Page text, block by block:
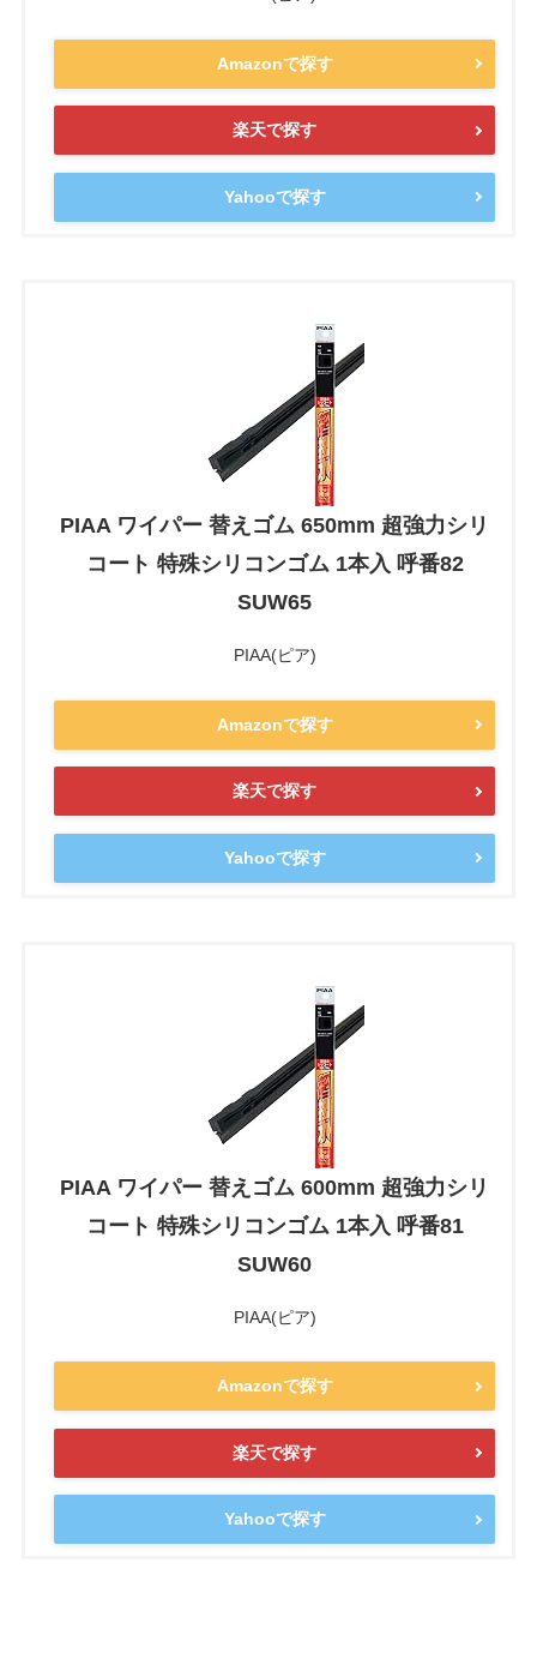
Amazonで探す
楽天で探す
Yahooで探す
PIAA ワイパー 替えゴム 650mm 超強力シリ
コート 特殊シリコンゴム 1本入 呼番82
SUW65
PIAA(ピア)
Amazonで探す
楽天で探す
Yahooで探す
PIAA ワイパー 替えゴム 600mm 超強力シリ
コート 特殊シリコンゴム 1本入 呼番81
SUW60
PIAA(ピア)
Amazonで探す
楽天で探す
Yahooで探す